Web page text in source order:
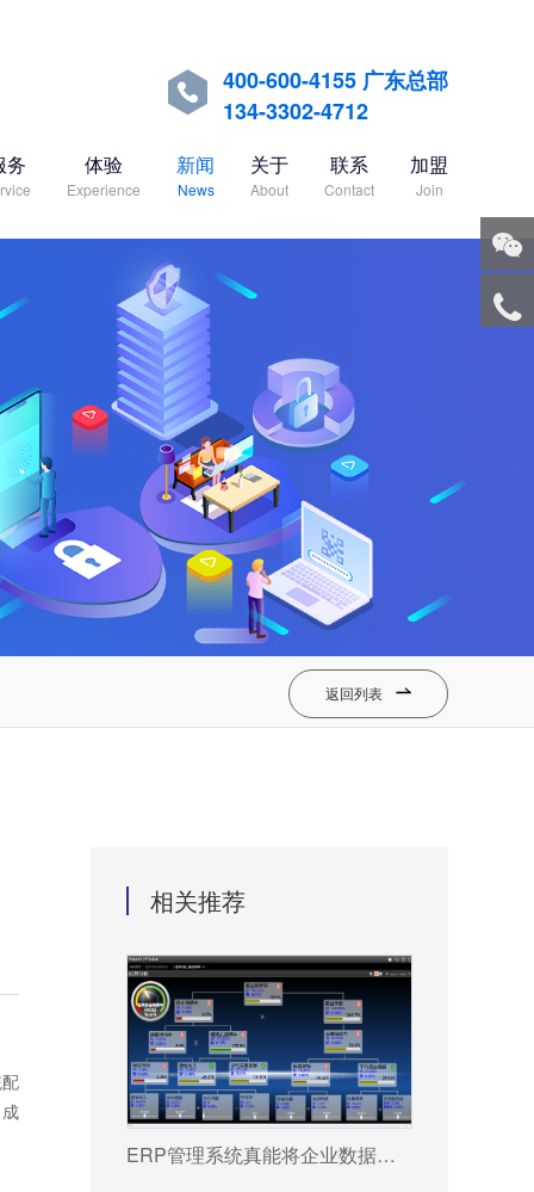

400-600-4155 广东总部
134-3302-4712
务 体验
Experience
新闻
News
关于
About
联系
Contact
加盟
Join
返回列表 
相关推荐
ERP管理系统真能将企业数据转化为可执行决策吗?
微信